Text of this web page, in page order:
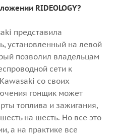
RIDEOLOGY?
представила
установленный на левой
позволил владельцам
сети к
со своих
гонщик может
топлива и зажигания,
на шесть. Но все это
а на практике все